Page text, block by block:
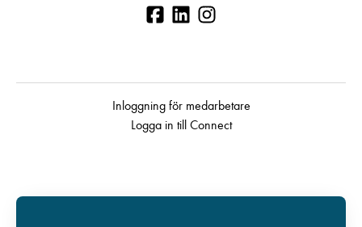
Inloggning för medarbetare
Logga in till Connect